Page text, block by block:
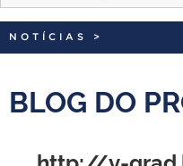
EDITAIS
INTERNACIONAL
PORTARIAS
NOTÍCIAS >
BLOG DO